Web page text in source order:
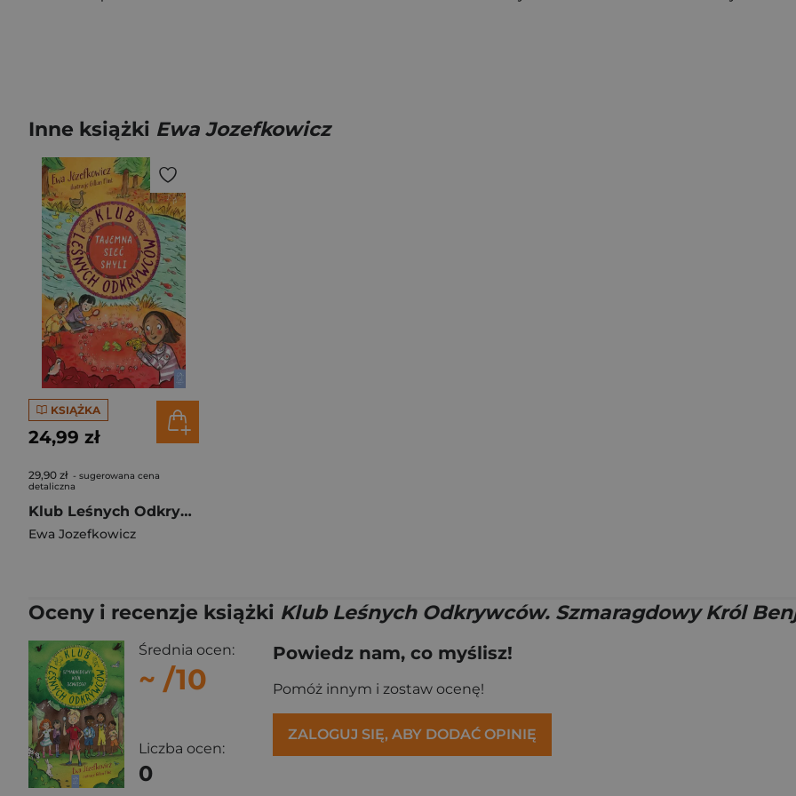
Inne książki Ewa Jozefkowicz
KSIĄŻKA
24,99 zł
29,90 zł - sugerowana cena
detaliczna
Klub Leśnych Odkrywców Tajemna Sieć Shyli
Ewa Jozefkowicz
Oceny i recenzje książki Klub Leśnych Odkrywców. Szmaragdowy Król
Średnia ocen:
~ /10
Liczba ocen:
0
Powiedz nam, co myślisz!
Pomóż innym i zostaw ocenę!
ZALOGUJ SIĘ, ABY DODAĆ OPINIĘ